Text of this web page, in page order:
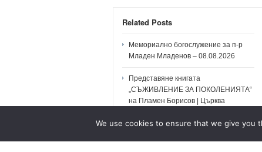
Related Posts
Мемориално богослужение за п-р
Младен Младенов – 08.08.2026
Представяне книгата
„СЪЖИВЛЕНИЕ ЗА ПОКОЛЕНИЯТА“
на Пламен Борисов | Църква
We use cookies to ensure that we give